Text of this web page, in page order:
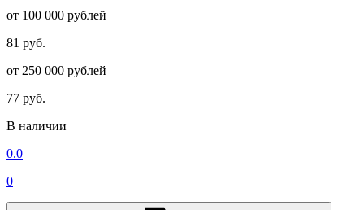
от 100 000 рублей
81 руб.
от 250 000 рублей
77 руб.
В наличии
0.0
0